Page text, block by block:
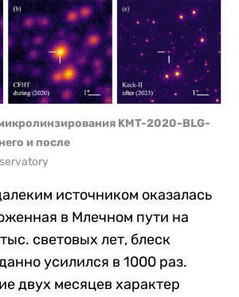
KMT-2020-BLG-
и после
источником оказалась
в Млечном пути на
световых лет, блеск
усилился в 1000 раз.
двух месяцев характер